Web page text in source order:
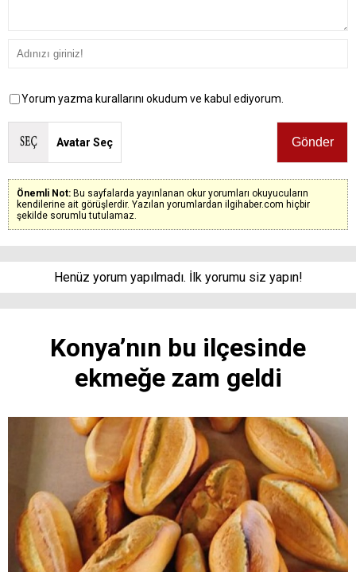
Yorum yazma kurallarını okudum ve kabul ediyorum.
Avatar Seç
Önemli Not: Bu sayfalarda yayınlanan okur yorumları okuyucuların
kendilerine ait görüşlerdir. Yazılan yorumlardan ilgihaber.com hiçbir
şekilde sorumlu tutulamaz.
Henüz yorum yapılmadı. İlk yorumu siz yapın!
Konya’nın bu ilçesinde
ekmeğe zam geldi